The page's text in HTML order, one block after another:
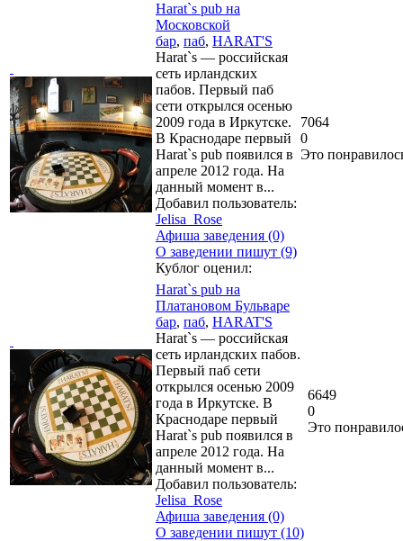
Harat`s pub на
Московской
бар, паб, HARAT'S
Harat`s — российская
сеть ирландских
пабов. Первый паб
сети открылся осенью
2009 года в Иркутске.
В Краснодаре первый
Harat`s pub появился в
апреле 2012 года. На
данный момент в...
Добавил пользователь:
Jelisa_Rose
Афиша заведения (0)
О заведении пишут (9)
Кублог оценил:
7064
0
Это
Harat`s pub на
Платановом Бульваре
бар, паб, HARAT'S
Harat`s — российская
сеть ирландских пабов.
Первый паб сети
открылся осенью 2009
года в Иркутске. В
Краснодаре первый
Harat`s pub появился в
апреле 2012 года. На
данный момент в...
Добавил пользователь:
Jelisa_Rose
Афиша заведения (0)
О заведении пишут (10)
6649
0
Это